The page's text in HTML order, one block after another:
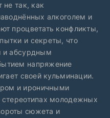
не так, как
алкоголем и
процветать конфликты,
и секреты, что
и абсурдным
напряжение
своей кульминации.
и ироничными
молодежных
сюжета и